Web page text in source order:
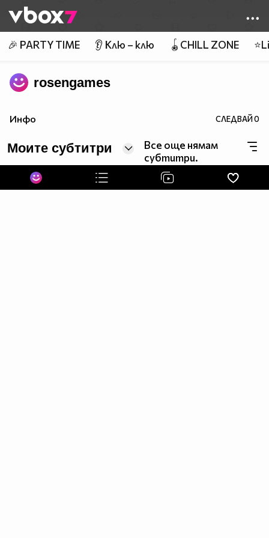
👾
🎉 PARTY TIME 👂 Клю – клю 🪀CHILL ZONE
rosengames
Инфо СЛЕДВАЙ0
Моите субтитри
Все още нямам
субтитри.